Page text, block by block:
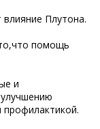
Плутона.
помощь
и